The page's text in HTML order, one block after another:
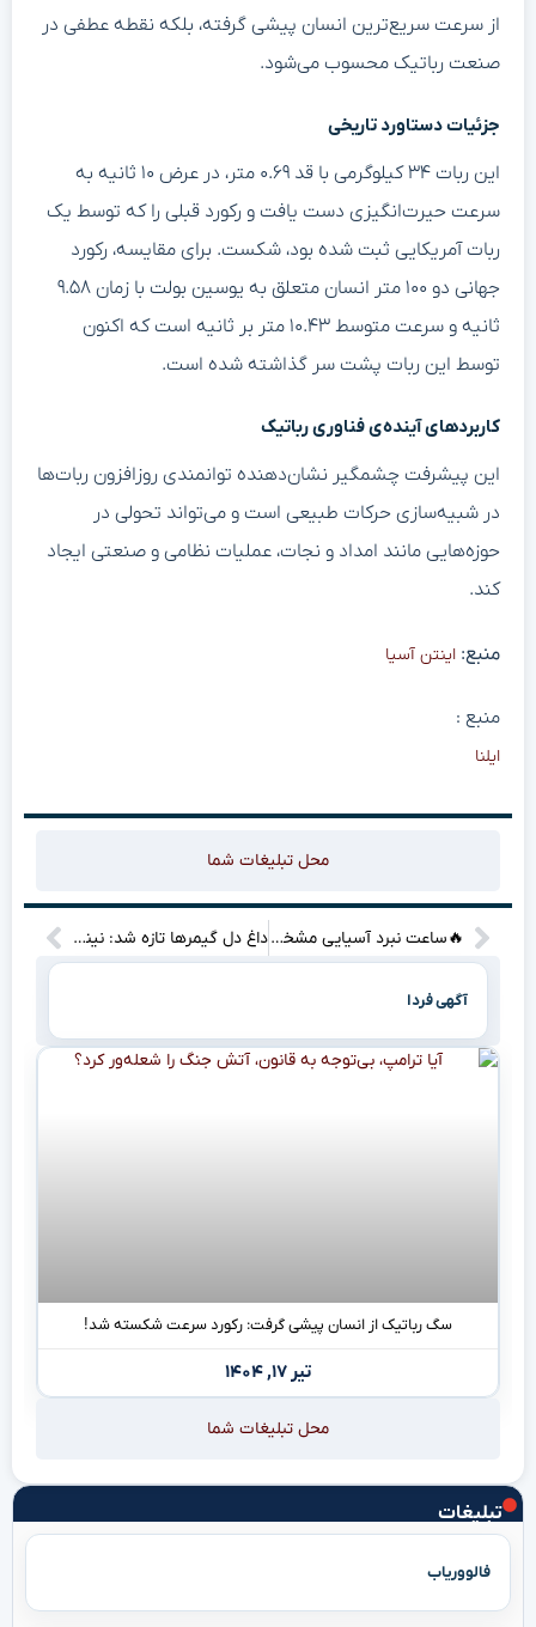
تبلیغات
فالووریاب
از سرعت سریع‌ترین انسان پیشی گرفته، بلکه نقطه عطفی در
صنعت رباتیک محسوب می‌شود.
جزئیات دستاورد تاریخی
این ربات ۳۴ کیلوگرمی با قد ۰.۶۹ متر، در عرض ۱۰ ثانیه به
سرعت حیرت‌انگیزی دست یافت و رکورد قبلی را که توسط یک
ربات آمریکایی ثبت شده بود، شکست. برای مقایسه، رکورد
جهانی دو ۱۰۰ متر انسان متعلق به یوسین بولت با زمان ۹.۵۸
ثانیه و سرعت متوسط ۱۰.۴۳ متر بر ثانیه است که اکنون
توسط این ربات پشت سر گذاشته شده است.
کاربردهای آینده‌ی فناوری رباتیک
این پیشرفت چشمگیر نشان‌دهنده توانمندی روزافزون ربات‌ها
در شبیه‌سازی حرکات طبیعی است و می‌تواند تحولی در
حوزه‌هایی مانند امداد و نجات، عملیات نظامی و صنعتی ایجاد
کند.
منبع: اینتن آسیا
منبع :
ایلنا
محل تبلیغات شما
🔥ساعت نبرد آسیایی مشخص شد! سپاهان، الدحیل را به آتش می‌کشد؟ (زمان دقیق + جزئیات داغ)” داغ دل گیمرها تازه شد: نینتندو با Switch ۲ چه خوابی دیده؟ (قیمت‌ها قراره منفجر شه؟!)
آگهی فردا
سگ رباتیک از انسان پیشی گرفت: رکورد سرعت شکسته شد!
تیر ۱۷, ۱۴۰۴
محل تبلیغات شما